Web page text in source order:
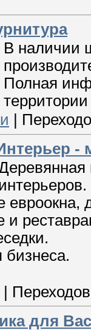
В наличии
Полная
-
евроокна,
и
для